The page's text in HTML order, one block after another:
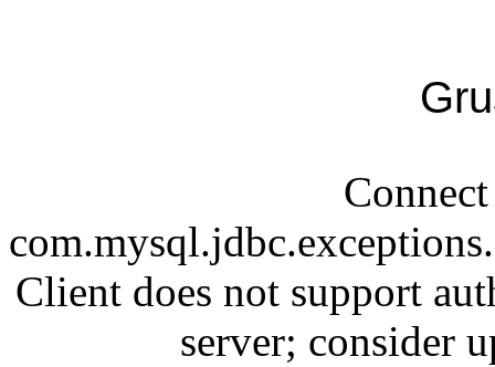
Client does not support
server; consider